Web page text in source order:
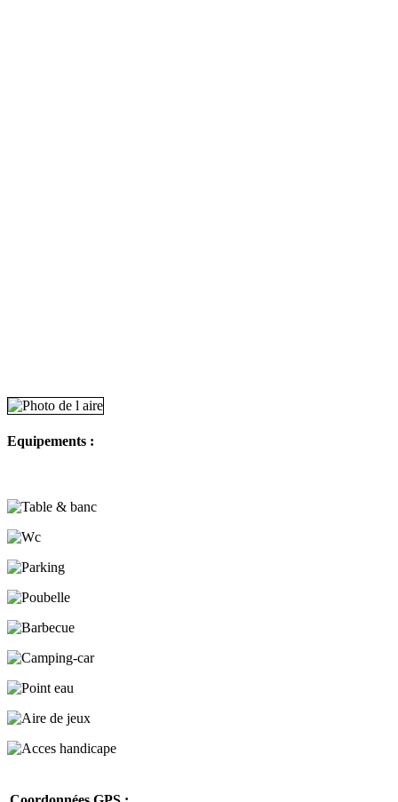
Equipements :